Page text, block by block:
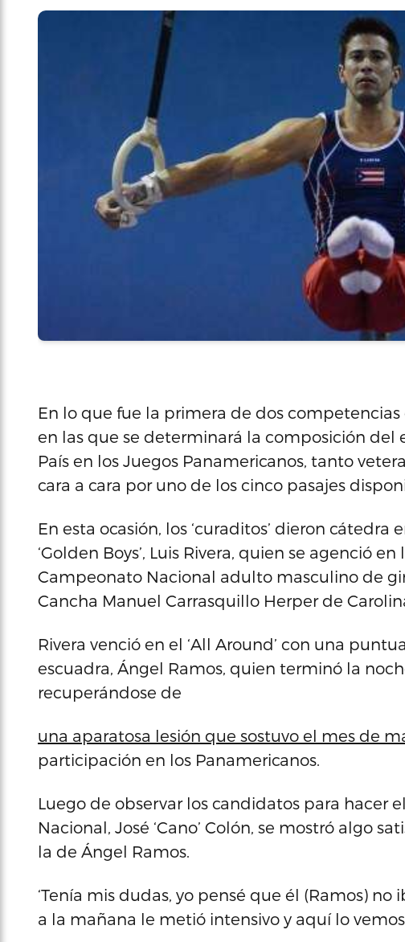
En lo que fue la primera de dos
en las que se determinará la composición
País en los Juegos Panamericanos, tanto
cara a cara por uno de los cinco pasajes
En esta ocasión, los ‘curaditos’ dieron cátedra
‘Golden Boys’, Luis Rivera, quien se agenció
Campeonato Nacional adulto masculino de
Cancha Manuel Carrasquillo Herper de
Rivera venció en el ‘All Around’ con una
escuadra, Ángel Ramos, quien terminó la
recuperándose de
una aparatosa lesión que sostuvo el mes de
participación en los Panamericanos.
Luego de observar los candidatos para hacer
Nacional, José ‘Cano’ Colón, se mostró algo
la de Ángel Ramos.
‘Tenía mis dudas, yo pensé que él (Ramos)
a la mañana le metió intensivo y aquí lo